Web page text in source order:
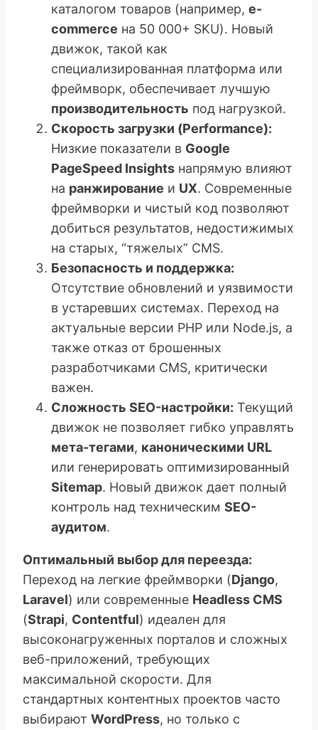
каталогом товаров (например, e-
commerce на 50 000+ SKU). Новый
движок, такой как
специализированная платформа или
фреймворк, обеспечивает лучшую
производительность под нагрузкой.
Скорость загрузки (Performance):
Низкие показатели в Google
PageSpeed Insights напрямую влияют
на ранжирование и UX. Современные
фреймворки и чистый код позволяют
добиться результатов, недостижимых
на старых, “тяжелых” CMS.
Безопасность и поддержка:
Отсутствие обновлений и уязвимости
в устаревших системах. Переход на
актуальные версии PHP или Node.js, а
также отказ от брошенных
разработчиками CMS, критически
важен.
Сложность SEO-настройки: Текущий
движок не позволяет гибко управлять
мета-тегами, каноническими URL
или генерировать оптимизированный
Sitemap. Новый движок дает полный
контроль над техническим SEO-
аудитом.
Оптимальный выбор для переезда:
Переход на легкие фреймворки (Django,
Laravel) или современные Headless CMS
(Strapi, Contentful) идеален для
высоконагруженных порталов и сложных
веб-приложений, требующих
максимальной скорости. Для
стандартных контентных проектов часто
выбирают WordPress, но только с